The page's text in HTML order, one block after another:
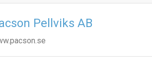
Pellviks AB